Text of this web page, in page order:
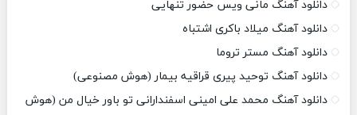
دانلود آهنگ مانی ویس حضور تنهایی
دانلود آهنگ میلاد باکری اشتباه
دانلود آهنگ مستر تروما
دانلود آهنگ توحید پیری قراقیه بیمار (هوش مصنوعی)
دانلود آهنگ محمد علی امینی اسفندارانی تو باور خیال من (هوش